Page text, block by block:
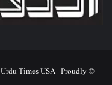
© Copyright 2026, All Rights Reserved |
Urdu Times USA| Proudly